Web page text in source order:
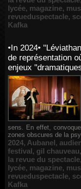
lycée, magazine,
revueduspectacle,
Kafka
•In 2024•
de représentation
enjeux
sens. En effet,
zones obscures de la
2024, Aubanel,
festival, gil chauveau,
la revue du spectacle,
lycée, magazine,
revueduspectacle,
Kafka